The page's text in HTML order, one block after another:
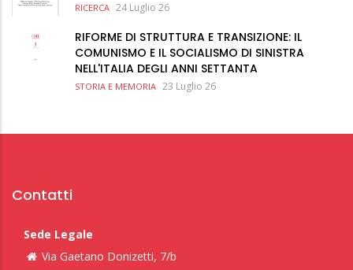
RICERCA 24 Luglio 26
RIFORME DI STRUTTURA E TRANSIZIONE: IL
COMUNISMO E IL SOCIALISMO DI SINISTRA
NELL'ITALIA DEGLI ANNI SETTANTA
STORIA E MEMORIA 23 Luglio 26
Contatti
Sede Legale
Via Gaetano Donizetti, 7/b